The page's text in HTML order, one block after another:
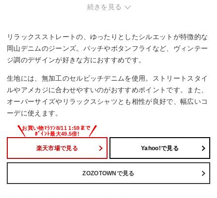
続きを見る
リラックスストレートの、ゆったりとしたシルエットが特徴的な
岡山デニムのジーンズ。パッチやボタンフライなど、ヴィンテー
ジ調のデザインが好きな方におすすめです。
生地には、無加工のセルビッチデニムを使用。ストリートスタイ
ルやアメカジに合わせやすいのがおすすめポイントです。また、
オーバーサイズやリラックスシャツとも相性が良好で、幅広いコ
ーデに使えます。
楽天市場で見る Yahoo!で見る
ZOZOTOWNで見る